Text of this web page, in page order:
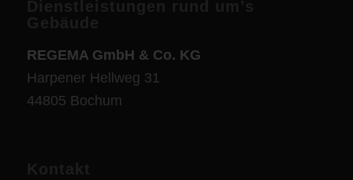
REGEMA GmbH & Co. KG
Harpener Hellweg 31
44805 Bochum